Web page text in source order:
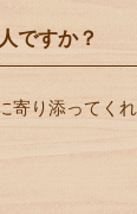
ですか？
寄り添ってくれ